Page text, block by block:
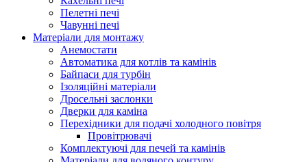
Пелетні печі
Чавунні печі
Матеріали для монтажу
Анемостати
Автоматика для котлів та камінів
Байпаси для турбін
Ізоляційні матеріали
Дросельні заслонки
Дверки для каміна
Перехідники для подачі холодного повітря
Провітрювачі
Комплектуючі для печей та камінів